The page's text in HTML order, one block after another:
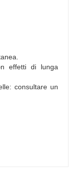
effetti di lunga
consultare un